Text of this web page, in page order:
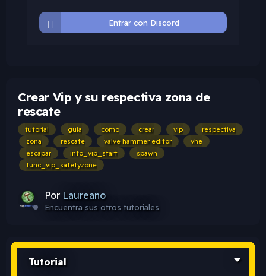
Entrar con Discord
Crear Vip y su respectiva zona de
rescate
tutorial guia como crear vip
respectiva
zona
rescate valve hammer editor
vhe
escapar
info_vip_start
spawn
func_vip_safetyzone
Por Laureano
Encuentra sus otros tutoriales
Tutorial